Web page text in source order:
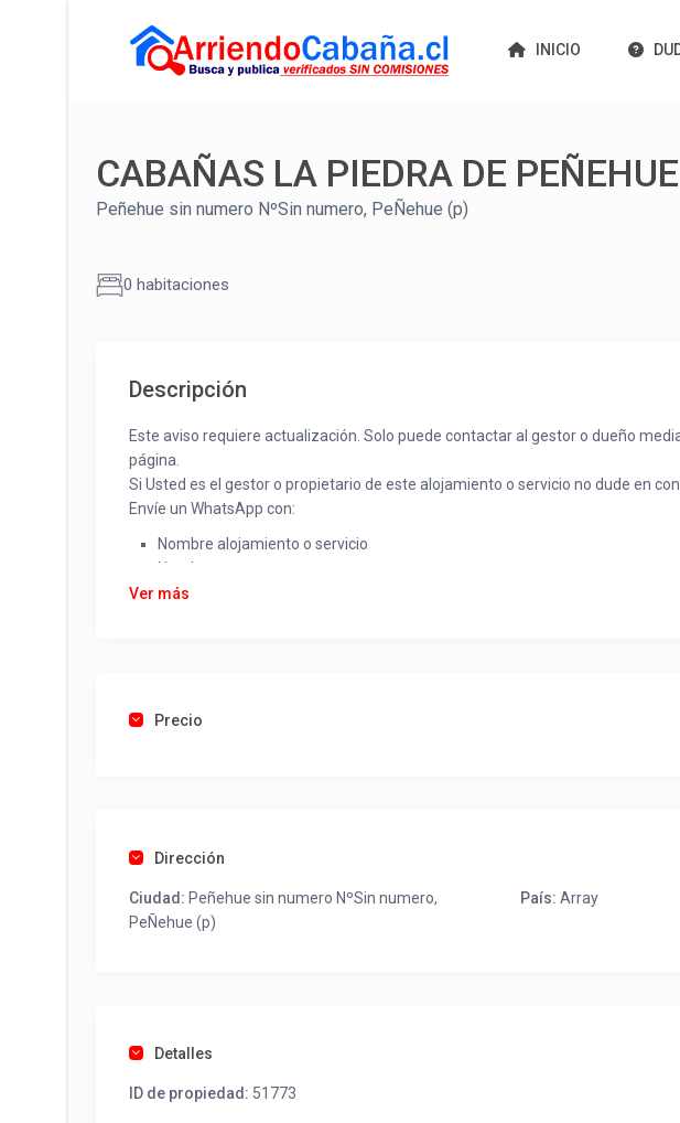
INICIO
CABAÑAS LA PIEDRA DE PEÑEHUE
Peñehue sin numero NºSin numero, PeÑehue (p)
0 habitaciones
Descripción
Este aviso requiere actualización. Solo puede contactar al gestor o dueño
página.
Si Usted es el gestor o propietario de este alojamiento o servicio no dude en
Envíe un WhatsApp con:
Nombre alojamiento o servicio
Nombre
Rut
Una vez recibido procederemos a activar su aviso para que lo actualice con sus
Ver más
Precio
Dirección
Ciudad: Peñehue sin numero NºSin numero,
PeÑehue (p)
País: Array
Detalles
ID de propiedad: 51773